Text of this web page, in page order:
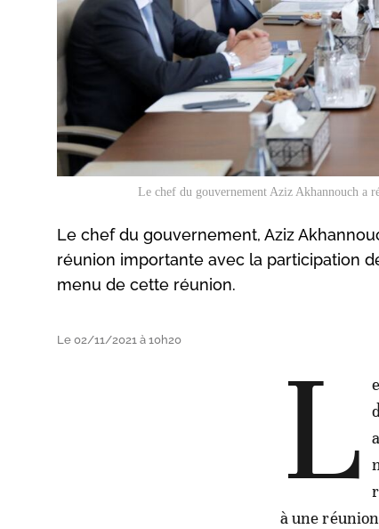
Le chef du gouvernement Aziz Akhannouch a
Le chef du gouvernement, Aziz
réunion importante avec la participation
menu de cette réunion.
Le 02/11/2021 à 10h20 L
à une